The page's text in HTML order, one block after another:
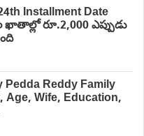
Installment Date
ఖాతాల్లో రూ.2,000 ఎప్పుడు
Pedda Reddy Family
Age, Wife, Education,